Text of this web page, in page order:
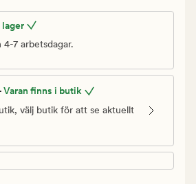
lager
4-7 arbetsdagar.
Varan finns i butik
välj butik för att se aktuellt